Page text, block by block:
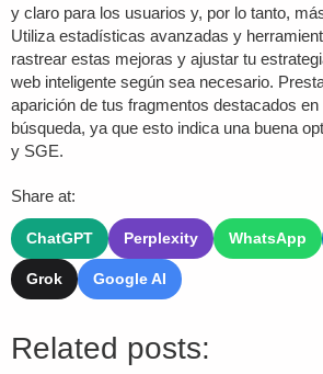
y claro para los usuarios y, por lo tanto,
Utiliza estadísticas avanzadas y
rastrear estas mejoras y ajustar tu
web inteligente según sea necesario.
aparición de tus fragmentos destacados en
búsqueda, ya que esto indica una buena
y SGE.
Share at:
ChatGPT Perplexity WhatsApp
Grok Google AI
Related posts: